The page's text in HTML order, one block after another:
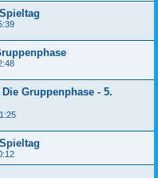
Gruppenphase - 5.